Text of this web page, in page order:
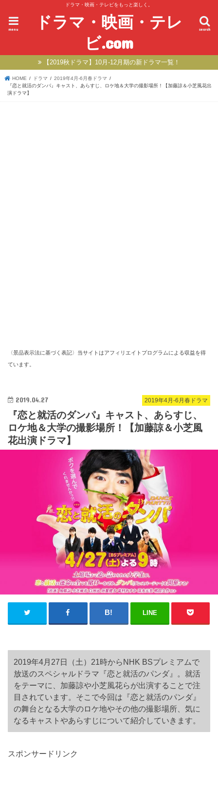
ドラマ・映画・テレビをもっと楽しく。
ドラマ・映画・テレ
ビ.com
search
menu
【2019秋ドラマ】10月-12月期の新ドラマ一覧！
HOME ドラマ
2019年4月-6月春ドラマ
『恋と就活のダンパ』キャスト、あらすじ、ロケ地＆大学の撮影場所！【加藤諒＆小芝風花出
演ドラマ】
〈景品表示法に基づく表記〉当サイトはアフィリエイトプログラムによる収益を得
ています。
2019年4月-6月春ドラマ
2019.04.27
『恋と就活のダンパ』キャスト、あらすじ、
ロケ地＆大学の撮影場所！【加藤諒＆小芝風
花出演ドラマ】
LINE
2019年4月27日（土）21時からNHK BSプレミアムで
放送のスペシャルドラマ『恋と就活のパンダ』。就活
をテーマに、加藤諒や小芝風花らが出演することで注
目されています。そこで今回は『恋と就活のパンダ』
の舞台となる大学のロケ地やその他の撮影場所、気に
なるキャストやあらすじについて紹介していきます。
スポンサードリンク